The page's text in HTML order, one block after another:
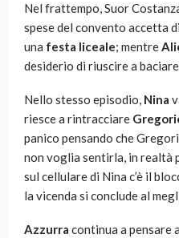
Nel frattempo, Suor
spese del convento accetta
una festa liceale; mentre
desiderio di riuscire a
Nello stesso episodio, Nina
riesce a rintracciare
panico pensando che
non voglia sentirla, in realtà
sul cellulare di Nina c’è il
la vicenda si conclude al
Azzurra continua a pensare a